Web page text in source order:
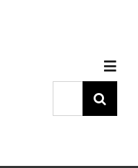
索：